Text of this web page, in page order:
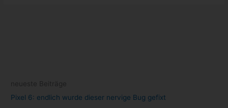
Pixel 6: endlich wurde dieser nervige Bug gefixt